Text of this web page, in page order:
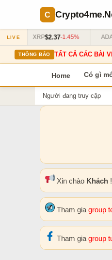
Crypto4me
LIVE XRP$2.37-1.45% ADA
THÔNG BÁO TẤT CẢ CÁC BÀI
Home Có gì
Người đang truy cập
Xin chào Khách
Tham gia group
Tham gia group